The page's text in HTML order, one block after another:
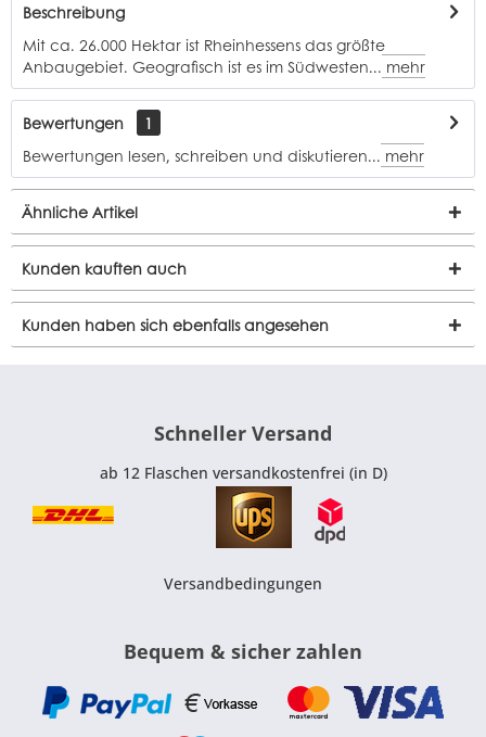
Beschreibung
Mit ca. 26.000 Hektar ist Rheinhessens das größte
Anbaugebiet. Geografisch ist es im Südwesten... mehr
Bewertungen
1
Bewertungen lesen, schreiben und diskutieren... mehr
Ähnliche Artikel
Kunden kauften auch
Kunden haben sich ebenfalls angesehen
Schneller Versand
ab 12 Flaschen versandkostenfrei (in D)
Versandbedingungen
Bequem & sicher zahlen